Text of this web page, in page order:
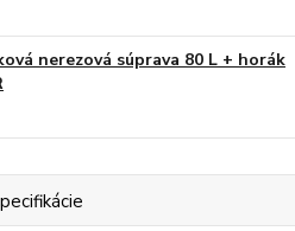
nerezová súprava 80 L + horák